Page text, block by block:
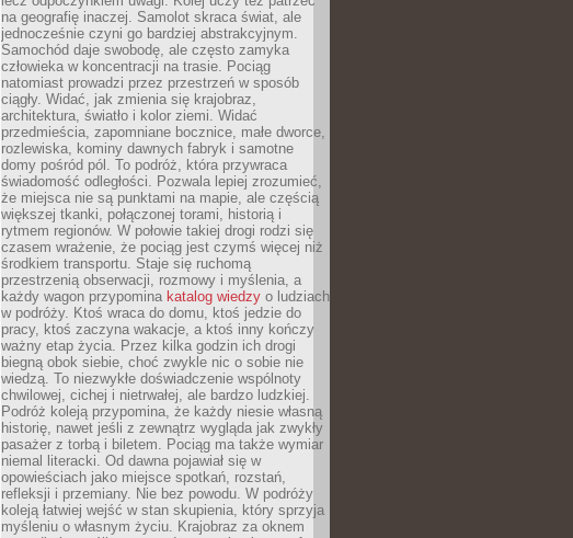
na geografię inaczej. Samolot skraca świat, ale
jednocześnie czyni go bardziej abstrakcyjnym.
Samochód daje swobodę, ale często zamyka
człowieka w koncentracji na trasie. Pociąg
natomiast prowadzi przez przestrzeń w sposób
ciągły. Widać, jak zmienia się krajobraz,
architektura, światło i kolor ziemi. Widać
przedmieścia, zapomniane bocznice, małe dworce,
rozlewiska, kominy dawnych fabryk i samotne
domy pośród pól. To podróż, która przywraca
świadomość odległości. Pozwala lepiej zrozumieć,
że miejsca nie są punktami na mapie, ale częścią
większej tkanki, połączonej torami, historią i
rytmem regionów. W połowie takiej drogi rodzi się
czasem wrażenie, że pociąg jest czymś więcej niż
środkiem transportu. Staje się ruchomą
przestrzenią obserwacji, rozmowy i myślenia, a
każdy wagon przypomina katalog wiedzy o ludziach
w podróży. Ktoś wraca do domu, ktoś jedzie do
pracy, ktoś zaczyna wakacje, a ktoś inny kończy
ważny etap życia. Przez kilka godzin ich drogi
biegną obok siebie, choć zwykle nic o sobie nie
wiedzą. To niezwykłe doświadczenie wspólnoty
chwilowej, cichej i nietrwałej, ale bardzo ludzkiej.
Podróż koleją przypomina, że każdy niesie własną
historię, nawet jeśli z zewnątrz wygląda jak zwykły
pasażer z torbą i biletem. Pociąg ma także wymiar
niemal literacki. Od dawna pojawiał się w
opowieściach jako miejsce spotkań, rozstań,
refleksji i przemiany. Nie bez powodu. W podróży
koleją łatwiej wejść w stan skupienia, który sprzyja
myśleniu o własnym życiu. Krajobraz za oknem